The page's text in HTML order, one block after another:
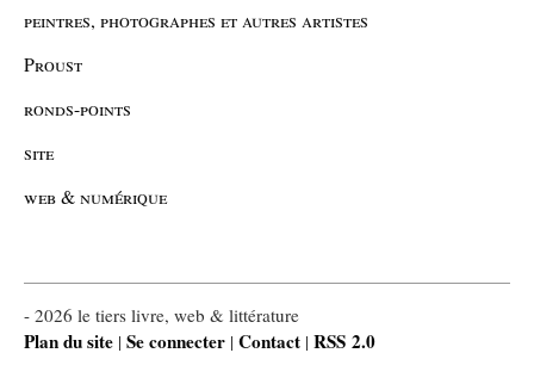
peintres, photographes et autres artistes
Proust
ronds-points
site
web & numérique
- 2026 le tiers livre, web & littérature
Plan du site | Se connecter | Contact | RSS 2.0